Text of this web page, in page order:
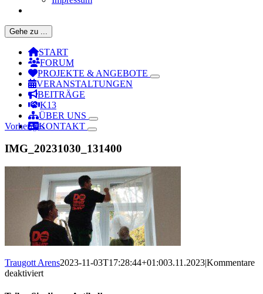
Gehe zu ...
START
FORUM
PROJEKTE & ANGEBOTE
VERANSTALTUNGEN
BEITRÄGE
K13
ÜBER UNS
KONTAKT
Vorheriges
IMG_20231030_131400
Traugott Arens2023-11-03T17:28:44+01:003.11.2023|Kommentare
deaktiviertfür